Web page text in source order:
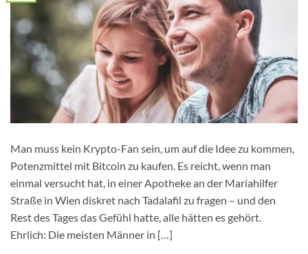
Man muss kein Krypto-Fan sein, um auf die Idee zu kommen,
Potenzmittel mit Bitcoin zu kaufen. Es reicht, wenn man
einmal versucht hat, in einer Apotheke an der Mariahilfer
Straße in Wien diskret nach Tadalafil zu fragen – und den
Rest des Tages das Gefühl hatte, alle hätten es gehört.
Ehrlich: Die meisten Männer in […]